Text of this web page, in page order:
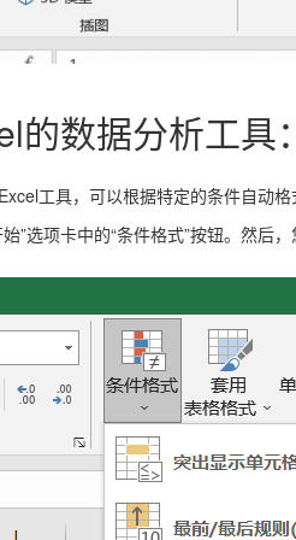
的数据分析工具
工具，可以根据特定的条件自动
”选项卡中的“条件格式”按钮。然后